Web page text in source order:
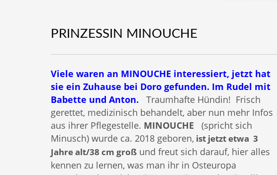
PRINZESSIN MINOUCHE
Viele waren an MINOUCHE interessiert, jetzt hat
sie ein Zuhause bei Doro gefunden. Im Rudel mit
Babette und Anton. Traumhafte Hündin! Frisch
gerettet, medizinisch behandelt, aber nun mehr Infos
aus ihrer Pflegestelle. MINOUCHE (spricht sich
Minusch) wurde ca. 2018 geboren, ist jetzt etwa 3
Jahre alt/38 cm groß und freut sich darauf, hier alles
kennen zu lernen, was man ihr in Osteuropa